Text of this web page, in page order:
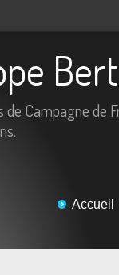
Campagne de
Accueil